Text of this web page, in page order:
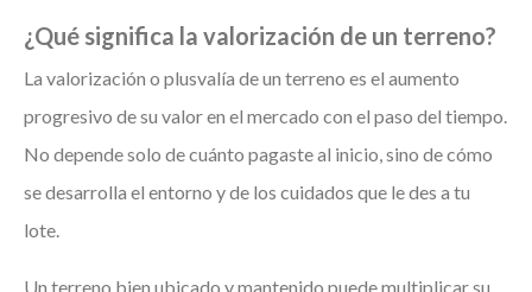
¿Qué significa la valorización de un terreno?
La valorización o plusvalía de un terreno es el aumento
progresivo de su valor en el mercado con el paso del tiempo.
No depende solo de cuánto pagaste al inicio, sino de cómo
se desarrolla el entorno y de los cuidados que le des a tu
lote.
Un terreno bien ubicado y mantenido puede multiplicar su